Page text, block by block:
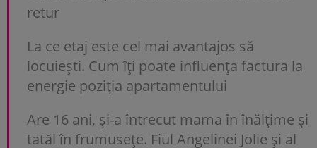
retur
La ce etaj este cel mai avantajos să
locuiești. Cum îți poate influența factura la
energie poziția apartamentului
Are 16 ani, și-a întrecut mama în înălțime și
tatăl în frumusețe. Fiul Angelinei Jolie și al